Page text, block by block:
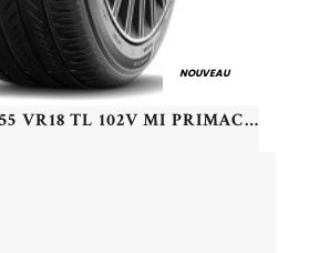
NOUVEAU
MICHELIN - 225/55 VR18 TL 102V MI PRIMACY 5 XL - 2255518 - BAB